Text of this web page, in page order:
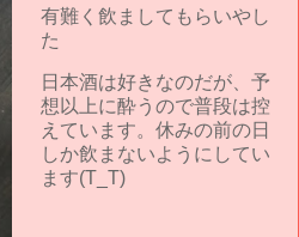
有難く飲ましてもらいやし
た
日本酒は好きなのだが、予
想以上に酔うので普段は控
えています。休みの前の日
しか飲まないようにしてい
ます(T_T)